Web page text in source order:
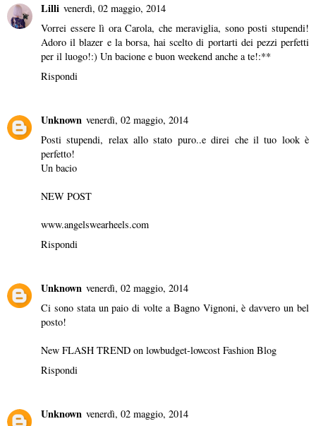
Lilli venerdì, 02 maggio, 2014
Vorrei essere lì ora Carola, che meraviglia, sono posti stupendi!
Adoro il blazer e la borsa, hai scelto di portarti dei pezzi perfetti
per il luogo!:) Un bacione e buon weekend anche a te!:**
Rispondi
Unknown venerdì, 02 maggio, 2014
Posti stupendi, relax allo stato puro..e direi che il tuo look è
perfetto!
Un bacio
NEW POST
www.angelswearheels.com
Rispondi
Unknown venerdì, 02 maggio, 2014
Ci sono stata un paio di volte a Bagno Vignoni, è davvero un bel
posto!
New FLASH TREND on lowbudget-lowcost Fashion Blog
Rispondi
Unknown venerdì, 02 maggio, 2014